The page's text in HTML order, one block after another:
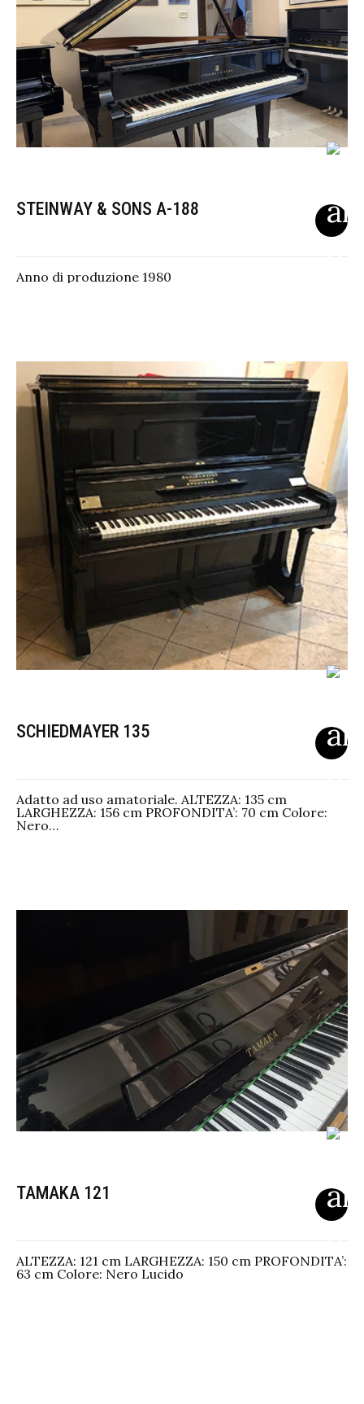
STEINWAY & SONS A-188
Anno di produzione 1980
SCHIEDMAYER 135
Adatto ad uso amatoriale. ALTEZZA: 135 cm
LARGHEZZA: 156 cm PROFONDITA’: 70 cm Colore:
Nero…
TAMAKA 121
ALTEZZA: 121 cm LARGHEZZA: 150 cm PROFONDITA’:
63 cm Colore: Nero Lucido